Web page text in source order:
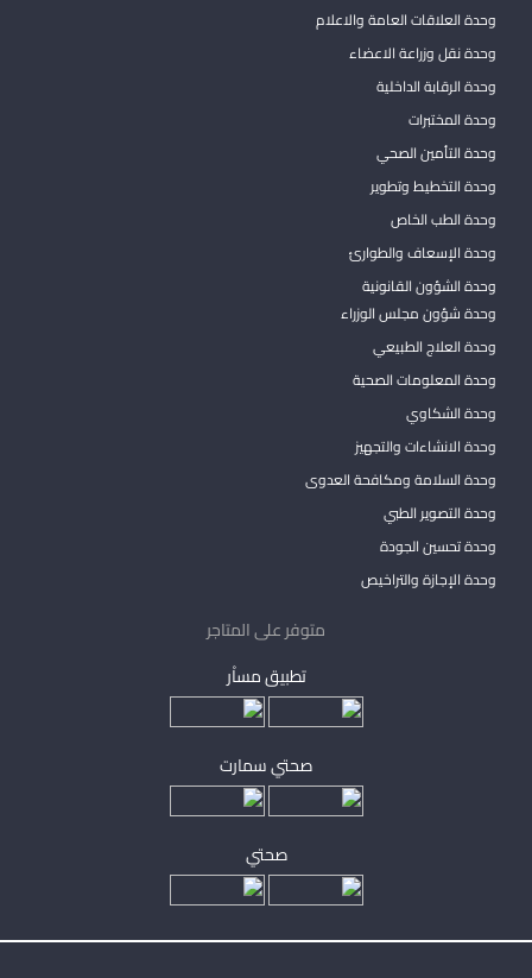
وحدة العلاقات العامة والاعلام
وحدة نقل وزراعة الاعضاء
وحدة الرقابة الداخلية
وحدة المختبرات
وحدة التأمين الصحي
وحدة التخطيط وتطوير
وحدة الطب الخاص
وحدة الإسعاف والطوارئ
وحدة الشؤون القانونية
وحدة شؤون مجلس الوزراء
وحدة العلاج الطبيعي
وحدة المعلومات الصحية
وحدة الشكاوي
وحدة الانشاءات والتجهيز
وحدة السلامة ومكافحة العدوى
وحدة التصوير الطبي
وحدة تحسين الجودة
وحدة الإجازة والتراخيص
متوفر على المتاجر
تطبيق مساْر
صحتي سمارت
صحتي